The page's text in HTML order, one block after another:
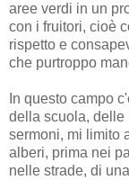
aree verdi in un
con i fruitori, cioè
rispetto e
che purtroppo
In questo campo
della scuola, delle
sermoni, mi limito
alberi, prima nei
nelle strade, di